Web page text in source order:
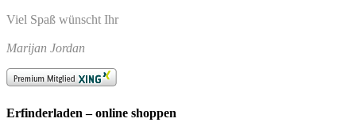
Viel Spaß wünscht Ihr
Marijan Jordan
Erfinderladen – online shoppen